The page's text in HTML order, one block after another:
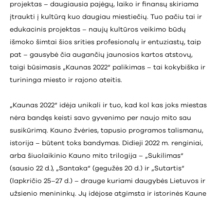
projektas – daugiausia pajėgų, laiko ir finansų skiriama
įtraukti į kultūrą kuo daugiau miestiečių. Tuo pačiu tai ir
edukacinis projektas – naujų kultūros veikimo būdų
išmoko šimtai šios srities profesionalų ir entuziastų, taip
pat – gausybė čia augančių jaunosios kartos atstovų,
taigi būsimasis „Kaunas 2022“ palikimas – tai kokybiška ir
turininga miesto ir rajono ateitis.
„Kaunas 2022“ idėja unikali ir tuo, kad kol kas joks miestas
nėra bandęs keisti savo gyvenimo per naujo mito sau
susikūrimą. Kauno žvėries, tapusio programos talismanu,
istorija – būtent toks bandymas. Didieji 2022 m. renginiai,
arba šiuolaikinio Kauno mito trilogija – „Sukilimas“
(sausio 22 d.), „Santaka“ (gegužės 20 d.) ir „Sutartis“
(lapkričio 25–27 d.) – drauge kuriami daugybės Lietuvos ir
užsienio menininkų. Jų idėjose atgimsta ir istorinės Kaune